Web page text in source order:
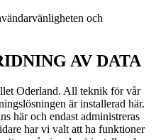
och
AV DATA
Oderland. All teknik för vår
är installerad här.
här och endast administreras
har vi valt att ha funktioner